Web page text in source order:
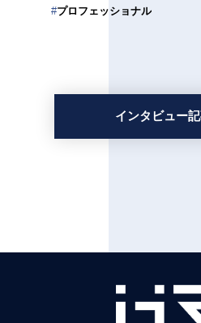
#プロフェッショナル
インタビュー